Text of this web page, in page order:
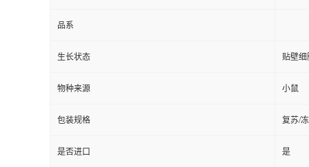
品系
生长状态 贴壁细
物种来源 小鼠
包装规格 复苏/
是否进口 是